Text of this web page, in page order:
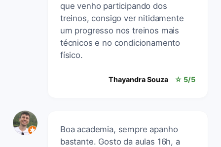
que venho participando dos
treinos, consigo ver nitidamente
um progresso nos treinos mais
técnicos e no condicionamento
físico.
Thayandra Souza ☆ 5/5
Boa academia, sempre apanho
bastante. Gosto da aulas 16h, a